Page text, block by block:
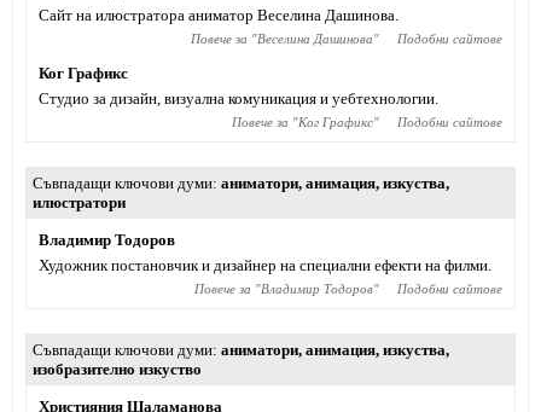
Сайт на илюстратора аниматор Веселина Дашинова.
Повече за "Веселина Дашинова" Подобни сайтове
Ког Графикс
Студио за дизайн, визуална комуникация и уебтехнологии.
Повече за "Ког Графикс" Подобни сайтове
Съвпадащи ключови думи аниматори, анимация, изкуства,
илюстратори
Владимир Тодоров
Художник постановчик и дизайнер на специални ефекти на филми.
Повече за "Владимир Тодоров" Подобни сайтове
Съвпадащи ключови думи аниматори, анимация, изкуства,
изобразително изкуство
Християния Шаламанова